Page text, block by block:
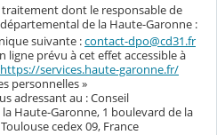
dont le responsable de
de la Haute-Garonne :
suivante :contact-dpo@cd31.fr
ligne prévu à cet effet accessible à
https://services.haute-garonne.fr/
personnelles »
adressant au : Conseil
Haute-Garonne, 1 boulevard de la
cedex 09, France